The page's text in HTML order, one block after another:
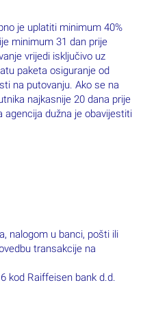
je uplatiti minimum 40%
minimum 31 dan prije
vrijedi isključivo uz
paketa osiguranje od
na putovanju. Ako se na
najkasnije 20 dana prije
agencija dužna je obavijestiti
nalogom u banci, pošti ili
transakcije na
kod Raiffeisen bank d.d.